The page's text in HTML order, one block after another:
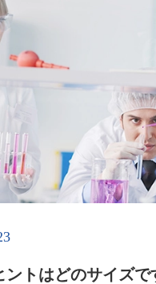
ントはどのサイズで